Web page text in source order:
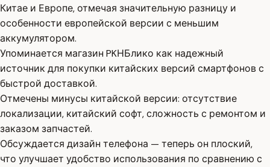
Китае и Европе, отмечая значительную разницу и
особенности европейской версии с меньшим
аккумулятором.
Упоминается магазин PKНБлико как надежный
источник для покупки китайских версий смартфонов с
быстрой доставкой.
Отмечены минусы китайской версии: отсутствие
локализации, китайский софт, сложность с ремонтом и
заказом запчастей.
Обсуждается дизайн телефона — теперь он плоский,
что улучшает удобство использования по сравнению с